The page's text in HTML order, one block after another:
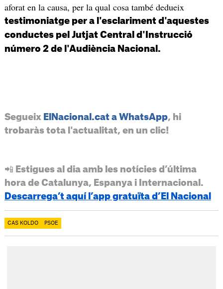
aforat en la causa, per la qual cosa també dedueix
testimoniatge per a l'esclariment d'aquestes
conductes pel Jutjat Central d'Instrucció
número 2 de l'Audiència Nacional.
Segueix ElNacional.cat a WhatsApp, hi
trobaràs tota l'actualitat, en un clic!
📲 Estigues al dia amb les notícies d’última
hora de Catalunya, Espanya i Internacional.
Descarrega’t aquí l’app gratuïta d’El Nacional
CAS KOLDO PSOE